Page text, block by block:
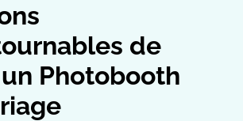
de
Photobooth